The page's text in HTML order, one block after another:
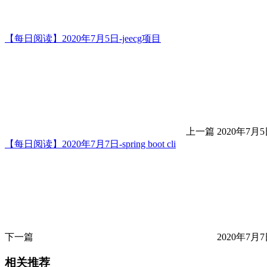
【每日阅读】2020年7月5日-jeecg项目
上一篇 2020年7月
【每日阅读】2020年7月7日-spring boot cli
下一篇 2020年7月
相关推荐